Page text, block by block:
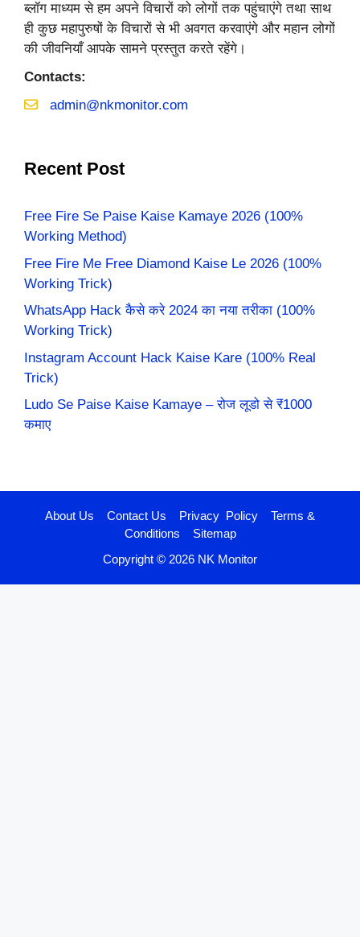
ब्लॉग माध्यम से हम अपने विचारों को लोगों तक पहुंचाएंगे तथा साथ
ही कुछ महापुरुषों के विचारों से भी अवगत करवाएंगे और महान लोगों
की जीवनियाँ आपके सामने प्रस्तुत करते रहेंगे।
Contacts:
admin@nkmonitor.com
Recent Post
Free Fire Se Paise Kaise Kamaye 2026 (100%
Working Method)
Free Fire Me Free Diamond Kaise Le 2026 (100%
Working Trick)
WhatsApp Hack कैसे करे 2024 का नया तरीका (100%
Working Trick)
Instagram Account Hack Kaise Kare (100% Real
Trick)
Ludo Se Paise Kaise Kamaye – रोज लूडो से ₹1000
कमाए
About Us Contact Us Privacy Policy
Terms &
Conditions
Sitemap
Copyright © 2026 NK Monitor